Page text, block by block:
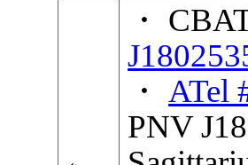
・
・ ATel
PNV